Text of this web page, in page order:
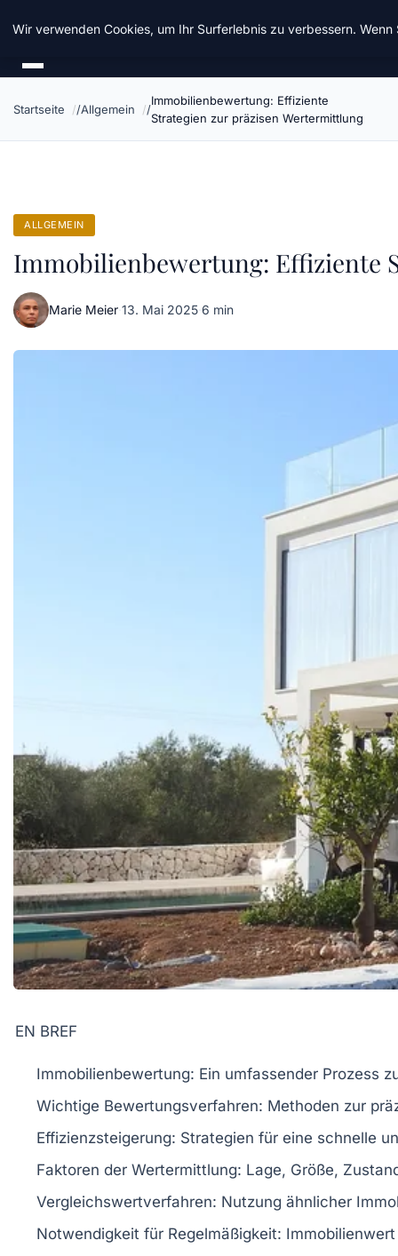
Chinavisum24
Startseite Allgemein
Immobilienbewertung: Effiziente
Strategien zur präzisen Wertermittlung
ALLGEMEIN
Immobilienbewertung: Effiziente
Marie Meier·13. Mai 2025·6 min
EN BREF
Immobilienbewertung: Ein umfassender Prozess
Wichtige Bewertungsverfahren: Methoden zur
Effizienzsteigerung: Strategien für eine schnelle
Faktoren der Wertermittlung: Lage, Größe,
Vergleichswertverfahren: Nutzung ähnlicher
Notwendigkeit für Regelmäßigkeit:
Wir verwenden Cookies, um Ihr Surferlebnis zu verbessern.